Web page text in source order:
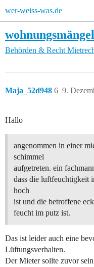
wer-weiss-was.de
wohnungsmängel
Behörden & Recht
Maja_52d948 9.
6
Hallo
angenommen in einer
schimmel
aufgetreten. ein
dass die luftfeuchtigkeit
hoch
ist und die betroffene
feucht im putz ist.
Das ist leider auch eine
Lüftungsverhalten.
Der Mieter sollte zuvor